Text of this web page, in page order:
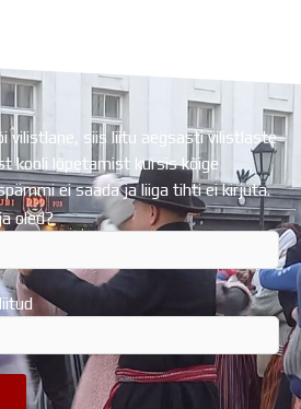
vilistlane, siis liitu aegsasti vilistlaste
kooli lõpetamist kursis kõige
ei saada ja liiga tihti ei kirjuta.
oled?